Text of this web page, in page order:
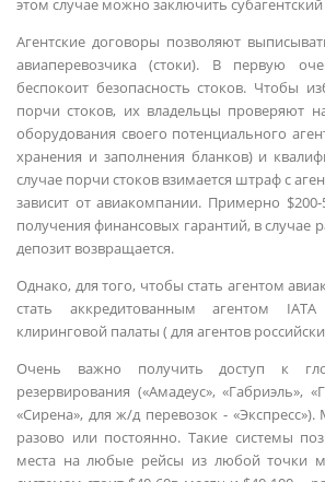
Агентские договоры позволяют
авиаперевозчика (стоки). В первую
беспокоит безопасность стоков. Чтобы
порчи стоков, их владельцы проверяют
оборудования своего потенциального
хранения и заполнения бланков) и
случае порчи стоков взимается штраф с
зависит от авиакомпании. Примерно $200-
получения финансовых гарантий, в случае
депозит возвращается.
Однако, для того, чтобы стать агентом
стать аккредитованным агентом
клиринговой палаты ( для агентов
Очень важно получить доступ к
резервирования («Амадеус», «Габриэль»,
«Сирена», для ж/д перевозок -
разово или постоянно. Такие системы
места на любые рейсы из любой точки